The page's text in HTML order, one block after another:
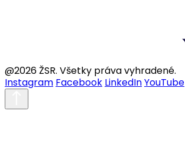
@2026 ŽSR. Všetky práva vyhradené.
Instagram Facebook LinkedInYouTube